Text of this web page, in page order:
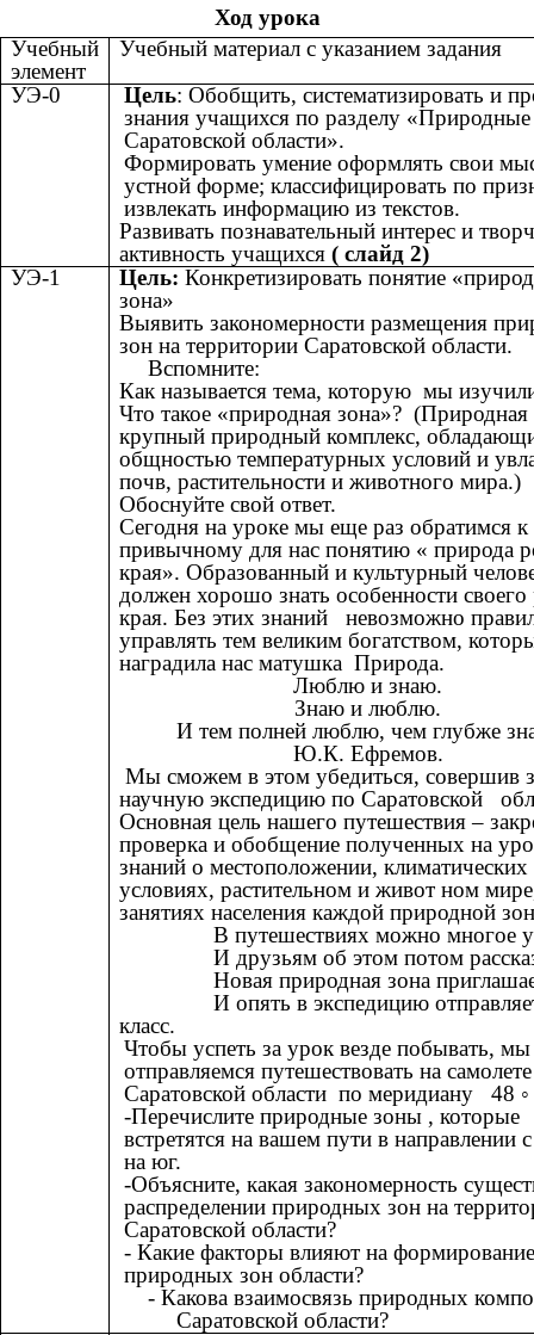
Ход урока
Учебный
элемент
Учебный материал с указанием задания
УЭ-0
Цель: Обобщить, систематизировать и
знания учащихся по разделу
Саратовской области».
Формировать умение оформлять свои
устной форме; классифицировать по
извлекать информацию из текстов.
Развивать познавательный интерес и
активность учащихся ( слайд 2)
УЭ-1
Цель: Конкретизировать понятие
зона»
Выявить закономерности размещения
зон на территории Саратовской области.
Вспомните:
Как называется тема, которую мы
Что такое «природная зона»? (Природная
крупный природный комплекс,
общностью температурных условий и
почв, растительности и животного мира.)
Обоснуйте свой ответ.
Сегодня на уроке мы еще раз обратимся к
привычному для нас понятию « природа
края». Образованный и культурный
должен хорошо знать особенности своего
края. Без этих знаний невозможно
управлять тем великим богатством,
наградила нас матушка Природа.
Люблю и знаю.
Знаю и люблю.
И тем полней люблю, чем глубже
Ю.К. Ефремов.
Мы сможем в этом убедиться, совершив
научную экспедицию по Саратовской
Основная цель нашего путешествия –
проверка и обобщение полученных на
знаний о местоположении, климатических
условиях, растительном и живот ном
занятиях населения каждой природной
В путешествиях можно многое
И друзьям об этом потом
Новая природная зона
И опять в экспедицию
класс.
Чтобы успеть за урок везде побывать, мы
отправляемся путешествовать на
Саратовской области по меридиану 48 ◦
-Перечислите природные зоны , которые
встретятся на вашем пути в направлении с
на юг.
-Объясните, какая закономерность
распределении природных зон на
Саратовской области?
- Какие факторы влияют на формирование
природных зон области?
- Какова взаимосвязь природных
Саратовской области?